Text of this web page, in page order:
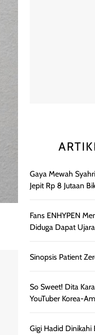
Gaya Mewah
Jepit Rp 8 Jutaan
Fans ENHYPEN
Diduga Dapat
Sinopsis Patient
So Sweet! Dita
YouTuber Korea-
Gigi Hadid